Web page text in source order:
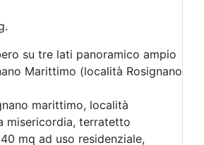
su tre lati panoramico ampio
Marittimo (località Rosignano
marittimo, località
misericordia, terratetto
mq ad uso residenziale,